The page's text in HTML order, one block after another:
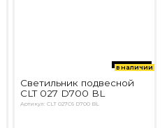
в наличии
Светильник подвесной
CLT 027 D700 BL
Артикул: CLT 027C6 D700 BL